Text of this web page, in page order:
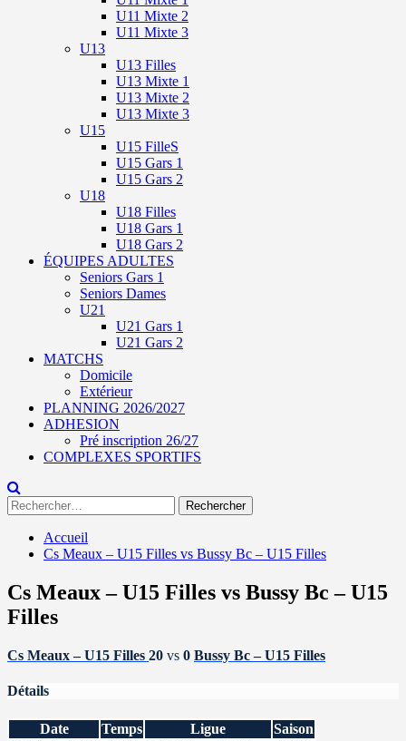
U11 Mixte 2
U11 Mixte 3
U13
U13 Filles
U13 Mixte 1
U13 Mixte 2
U13 Mixte 3
U15
U15 FilleS
U15 Gars 1
U15 Gars 2
U18
U18 Filles
U18 Gars 1
U18 Gars 2
ÉQUIPES ADULTES
Seniors Gars 1
Seniors Dames
U21
U21 Gars 1
U21 Gars 2
MATCHS
Domicile
Extérieur
PLANNING 2026/2027
ADHESION
Pré inscription 26/27
COMPLEXES SPORTIFS
Rechercher :
Accueil
Cs Meaux – U15 Filles vs Bussy Bc – U15 Filles
Cs Meaux – U15 Filles vs Bussy Bc – U15
Filles
Cs Meaux – U15 Filles 20 vs 0 Bussy Bc – U15 Filles
Détails
Date Temps Ligue
Saison